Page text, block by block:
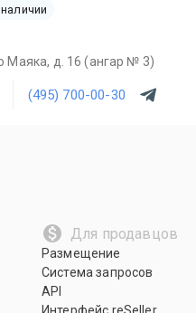
Маяка, д. 16 (ангар № 3)
(495) 700-00-30
Для продавцов
Размещение
Система запросов
API